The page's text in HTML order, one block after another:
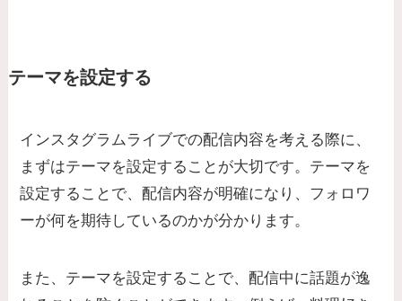
テーマを設定する
インスタグラムライブでの配信内容を考える際に、
まずはテーマを設定することが大切です。テーマを
設定することで、配信内容が明確になり、フォロワ
ーが何を期待しているのかが分かります。
また、テーマを設定することで、配信中に話題が逸